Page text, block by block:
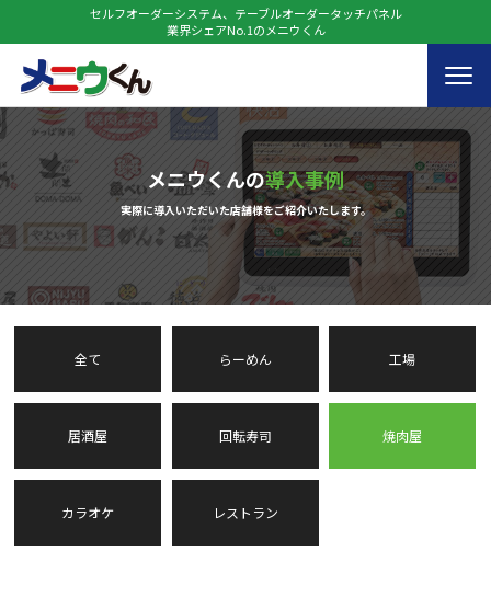
セルフオーダーシステム、テーブルオーダータッチパネル
業界シェアNo.1のメニウくん
メニウくんの導入事例
実際に導入いただいた店舗様をご紹介いたします。
全て らーめん 工場
居酒屋 回転寿司 焼肉屋
カラオケ レストラン